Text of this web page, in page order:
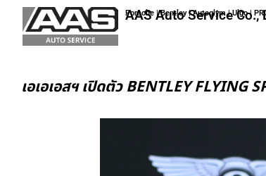
AAS Auto Service Co.,
Porsche | Bentley | Autoglym | Ulgo |
เอเอเอสฯ เปิดตัว BENTLEY